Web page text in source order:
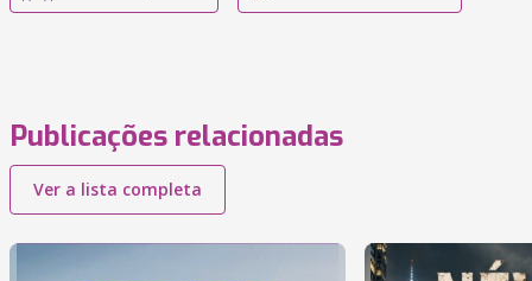
Publicações relacionadas
Ver a lista completa